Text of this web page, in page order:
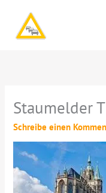
springen
Staumelder
Schreibe einen